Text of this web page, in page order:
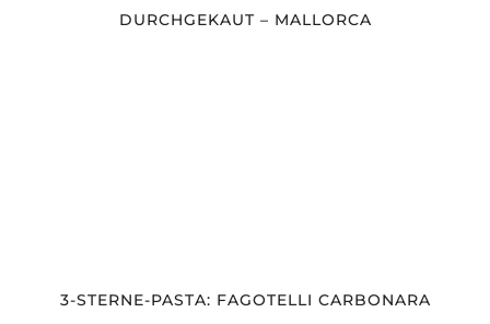
DURCHGEKAUT – MALLORCA
3-STERNE-PASTA: FAGOTELLI CARBONARA